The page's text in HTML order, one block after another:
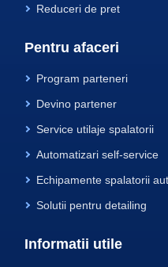
Reduceri de pret
Pentru afaceri
Program parteneri
Devino partener
Service utilaje spalatorii
Automatizari self-service
Echipamente spalatorii
Solutii pentru detailing
Informatii utile